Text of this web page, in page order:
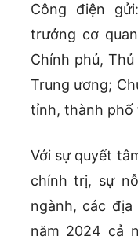
Công điện
trưởng cơ
Chính phủ,
Trung ương;
tỉnh, thành phố
Với sự quyết
chính trị, sự
ngành, các
năm 2024 cả